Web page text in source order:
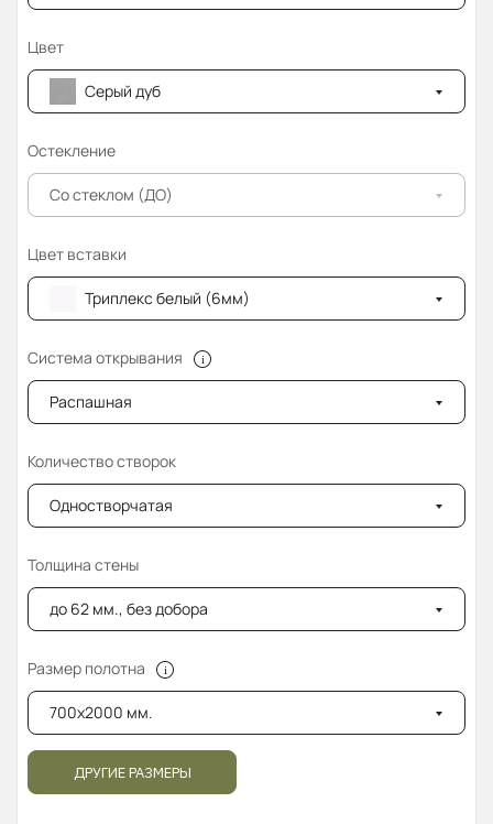
Цвет
Серый дуб
Остекление
Со стеклом (ДО)
Цвет вставки
Триплекс белый (6мм)
Система открывания
Распашная
Количество створок
Одностворчатая
Толщина стены
до 62 мм., без добора
Размер полотна
700x2000 мм.
ДРУГИЕ РАЗМЕРЫ